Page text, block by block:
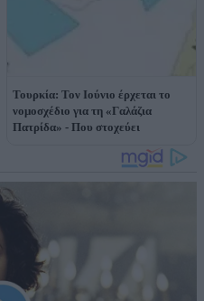
Τουρκία: Τον Ιούνιο έρχεται το
νομοσχέδιο για τη «Γαλάζια
Πατρίδα» - Που στοχεύει